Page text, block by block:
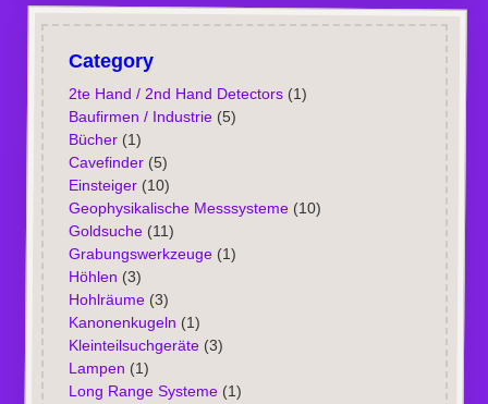
Category
2te Hand / 2nd Hand Detectors(1)
Baufirmen / Industrie(5)
Bücher(1)
Cavefinder(5)
Einsteiger(10)
Geophysikalische Messsysteme(10)
Goldsuche(11)
Grabungswerkzeuge(1)
Höhlen (3)
Hohlräume(3)
Kanonenkugeln (1)
Kleinteilsuchgeräte(3)
Lampen (1)
Long Range Systeme(1)